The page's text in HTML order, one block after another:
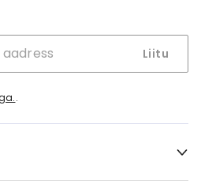
Liitu
.